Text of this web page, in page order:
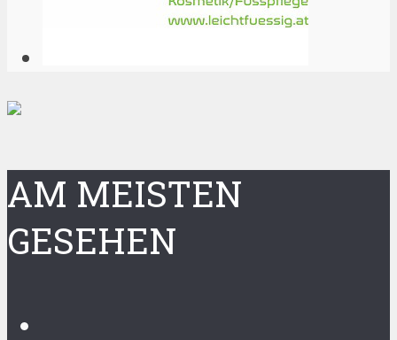
AM MEISTEN
GESEHEN